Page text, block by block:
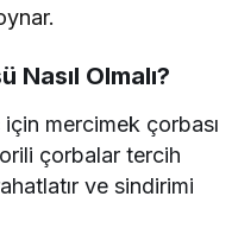
Olmalı?
mercimek çorbası
çorbalar tercih
ve sindirimi